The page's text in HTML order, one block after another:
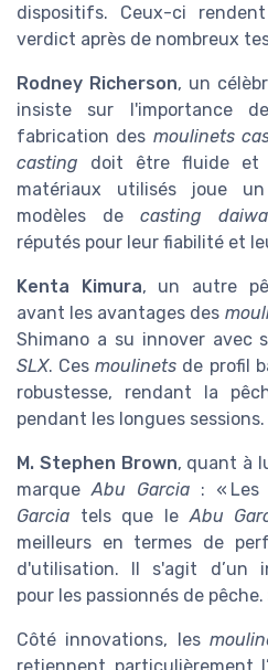
dispositifs. Ceux-ci
verdict après de nombreux
Rodney Richerson, un
insiste sur l'importance
fabrication des moulinets
casting doit être fluide et
matériaux utilisés joue
modèles de casting daiwa
réputés pour leur fiabilité et
Kenta Kimura, un autre
avant les avantages des
Shimano a su innover avec
SLX. Cesmoulinets de profil
robustesse, rendant la
pendant les longues sessions.
M. Stephen Brown, quant à
marqueAbu Garcia : « Les
Garcia tels que leAbu
meilleurs en termes de
d'utilisation. Il s'agit d’un
pour les passionnés de pêche.
Côté innovations, les